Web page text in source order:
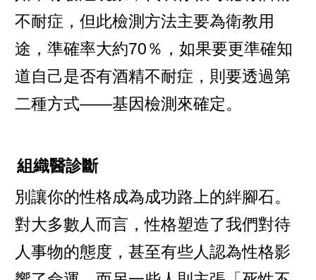
不耐症，但此檢測方法主要為衛教用
途，準確率大約70％，如果要更準確知
道自己是否有酒精不耐症，則要透過第
二種方式——基因檢測來確定。
組織醫診斷
別讓你的性格成為成功路上的絆腳石。
對大多數人而言，性格塑造了我們對待
人事物的態度，甚至有些人認為性格影